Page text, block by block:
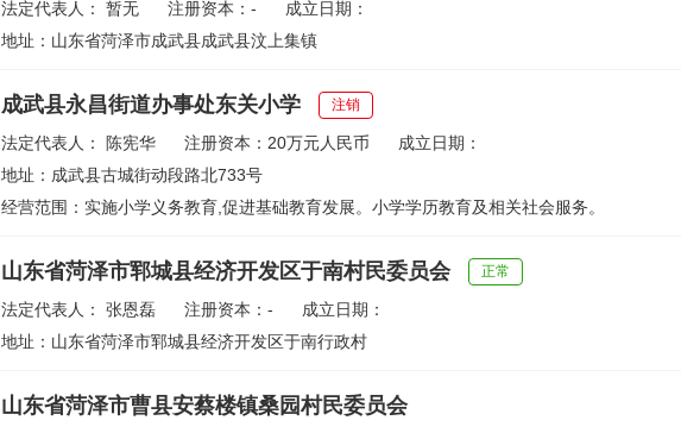
法定代表人：暂无 注册资本：-
成立日期：
地址：山东省菏泽市成武县成武县汶上集镇
成武县永昌街道办事处东关小学 注销
法定代表人： 陈宪华 注册资本：20万元人民币
成立日期：
地址：成武县古城街动段路北733号
经营范围：实施小学义务教育,促进基础教育发展。小学学历教育及相关社会服务。
山东省菏泽市郓城县经济开发区于南村民委员会 正常
法定代表人：张恩磊 注册资本：-
成立日期：
地址：山东省菏泽市郓城县经济开发区于南行政村
山东省菏泽市曹县安蔡楼镇桑园村民委员会